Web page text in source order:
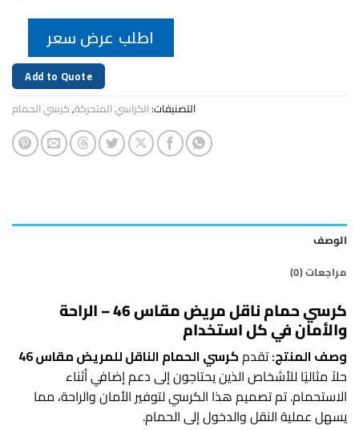
اطلب عرض سعر
Add to Quote
التصنيفات:الكراسي المتحركة,كرسي الحمام
الوصف
مراجعات (0)
كرسي حمام ناقل مريض مقاس 46 – الراحة
والأمان في كل استخدام
وصف المنتج:تقدمكرسي الحمام الناقل للمريض مقاس 46
حلاً مثاليًا للأشخاص الذين يحتاجون إلى دعم إضافي أثناء
الاستحمام. تم تصميم هذا الكرسي لتوفير الأمان والراحة، مما
يسهل عملية النقل والدخول إلى الحمام.